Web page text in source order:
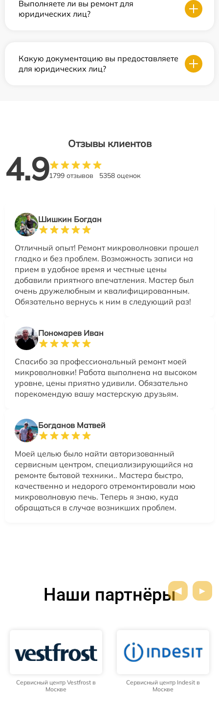
Выполняете ли вы ремонт для
юридических лиц?
Какую документацию вы предоставляете
для юридических лиц?
Отзывы клиентов
4.91799 отзывов 5358 оценок
Шишкин Богдан
Отличный опыт! Ремонт микроволновки прошел
гладко и без проблем. Возможность записи на
прием в удобное время и честные цены
добавили приятного впечатления. Мастер был
очень дружелюбным и квалифицированным.
Обязательно вернусь к ним в следующий раз!
Пономарев Иван
Спасибо за профессиональный ремонт моей
микроволновки! Работа выполнена на высоком
уровне, цены приятно удивили. Обязательно
порекомендую вашу мастерскую друзьям.
Богданов Матвей
Моей целью было найти авторизованный
сервисным центром, специализирующийся на
ремонте бытовой техники.. Мастера быстро,
качественно и недорого отремонтировали мою
микроволновую печь. Теперь я знаю, куда
обращаться в случае возникших проблем.
Наши партнёры
Сервисный центр Vestfrost в
Москве
Сервисный центр Indesit в
Москве